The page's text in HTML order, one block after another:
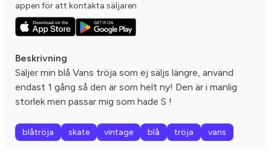
appen för att kontakta säljaren
Beskrivning
Säljer min blå Vans tröja som ej säljs längre, använd
endast 1 gång så den är som helt ny! Den är i manlig
storlek men passar mig som hade S !
blåtröja skate vintage blå tröja vans